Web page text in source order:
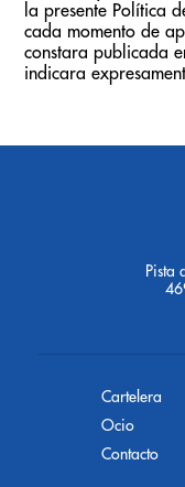
la presente Política
cada momento de
constara publicada
indicara
Pista
Cartelera
Ocio
Contacto